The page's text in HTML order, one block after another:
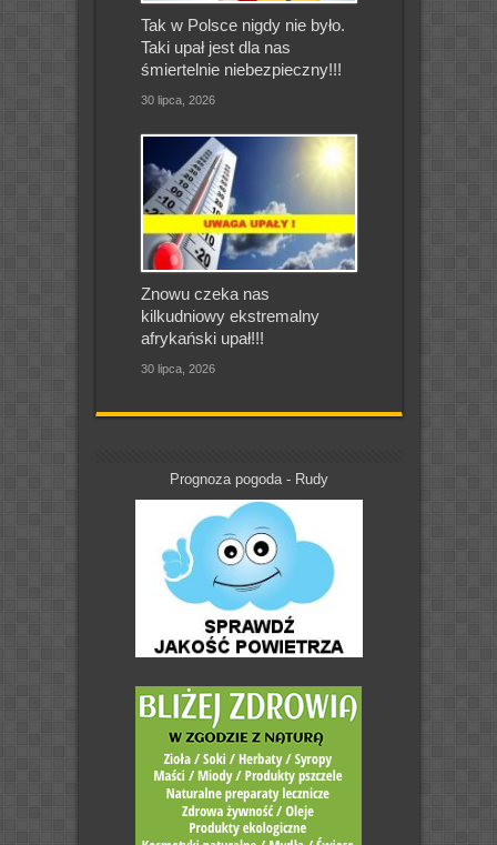
Tak w Polsce nigdy nie było.
Taki upał jest dla nas
śmiertelnie niebezpieczny!!!
30 lipca, 2026
Znowu czeka nas
kilkudniowy ekstremalny
afrykański upał!!!
30 lipca, 2026
Prognoza pogoda - Rudy